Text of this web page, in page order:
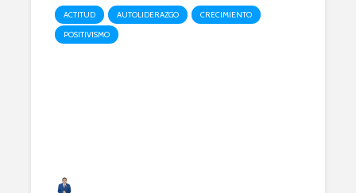
ACTITUD AUTOLIDERAZGO
CRECIMIENTO
POSITIVISMO